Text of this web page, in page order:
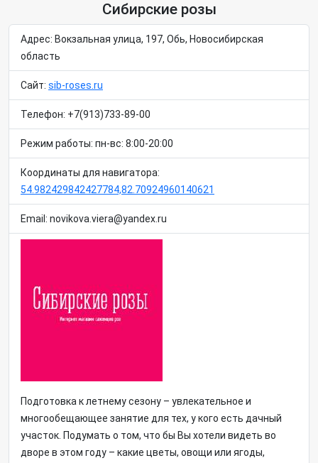
Сибирские розы
Адрес: Вокзальная улица, 197, Обь, Новосибирская
область
Сайт: sib-roses.ru
Телефон: +7(913)733-89-00
Режим работы: пн-вс: 8:00-20:00
Координаты для навигатора:
54.982429842427784,82.70924960140621
Email: novikova.viera@yandex.ru
Подготовка к летнему сезону – увлекательное и
многообещающее занятие для тех, у кого есть дачный
участок. Подумать о том, что бы Вы хотели видеть во
дворе в этом году – какие цветы, овощи или ягоды,